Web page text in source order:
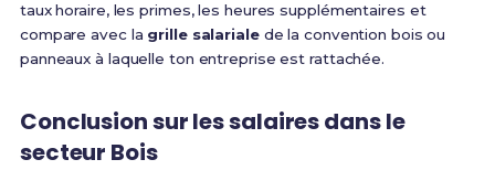
taux horaire, les primes, les heures supplémentaires et
compare avec la grille salarialede la convention bois ou
panneaux à laquelle ton entreprise est rattachée.
Conclusion sur les salaires dans le
secteur Bois